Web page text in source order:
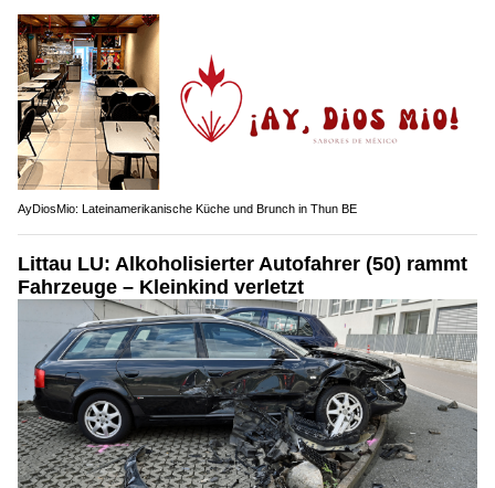
AyDiosMio: Lateinamerikanische Küche und Brunch in Thun BE
Littau LU: Alkoholisierter Autofahrer (50) rammt
Fahrzeuge – Kleinkind verletzt